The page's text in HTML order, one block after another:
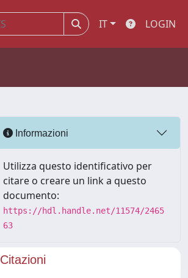
IT LOGIN
Informazioni
Utilizza questo identificativo per
citare o creare un link a questo
documento:
https://hdl.handle.net/11574/2465
63
Citazioni